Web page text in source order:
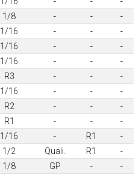
1/8 - -
-
1/16 - -
-
1/16 - -
-
1/16 - -
-
R3 - -
-
1/16 - -
-
R2 - -
-
R1 - -
-
1/16 - R1
-
1/2 Quali. R1
-
1/8 GP -
-